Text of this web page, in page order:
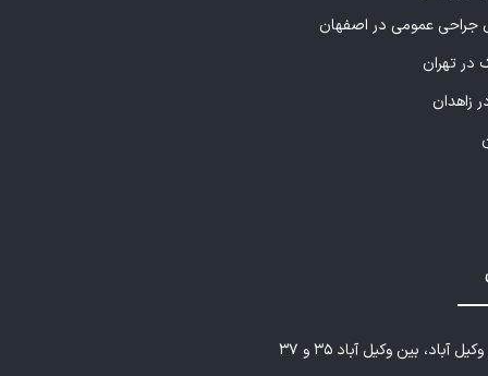
عمومی در اصفهان
در تهران
زاهدان
آباد، بین وکیل آباد ۳۵ و ۳۷